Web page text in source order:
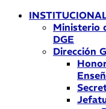
Ministerio
DGE
Dirección